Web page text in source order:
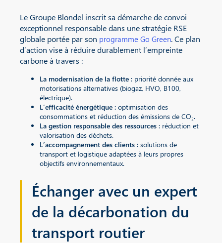
Le Groupe Blondel inscrit sa démarche de convoi
exceptionnel responsable dans une stratégie RSE
globale portée par son programme Go Green. Ce plan
d’action vise à réduire durablement l’empreinte
carbone à travers :
La modernisation de la flotte : priorité donnée aux
motorisations alternatives (biogaz, HVO, B100,
électrique).
L’efficacité énergétique : optimisation des
consommations et réduction des émissions de CO₂.
La gestion responsable des ressources : réduction et
valorisation des déchets.
L’accompagnement des clients : solutions de
transport et logistique adaptées à leurs propres
objectifs environnementaux.
Échanger avec un expert
de la décarbonation du
transport routier